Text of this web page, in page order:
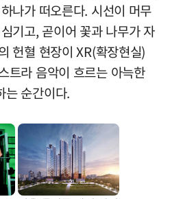
나가 떠오른다. 시선이 머무
기고, 곧이어 꽃과 나무가 자
헌혈 현장이 XR(확장현실)
트라 음악이 흐르는 아늑한
는 순간이다.